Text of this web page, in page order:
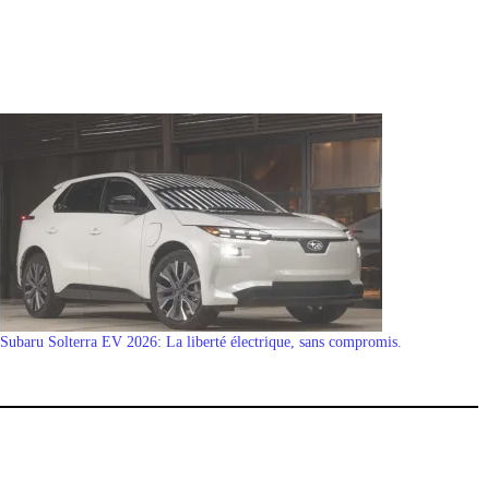
Subaru Solterra EV 2026: La liberté électrique, sans compromis.